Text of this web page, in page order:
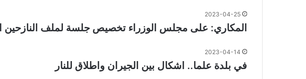
2023-04-25
المكاري: على مجلس الوزراء تخصيص جلسة لملف
2023-04-14
في بلدة علما.. اشكال بين الجيران واطلاق للنار